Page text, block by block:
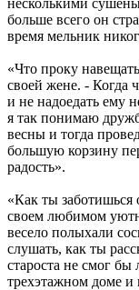
больше всего он
время мельник
«Что проку
своей жене. - Когда
и не надоедать ему
я так понимаю
весны и тогда
большую корзину
радость».
«Как ты заботишься
своем любимом
весело полыхали
слушать, как ты
староста не смог бы
трехэтажном доме и